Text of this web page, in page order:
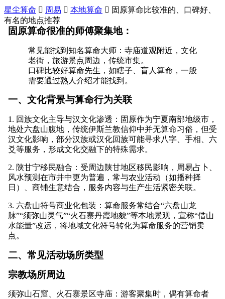
星尘算命  周易  本地算命  固原算命比较准的、口碑好、
有名的地点推荐
固原算命很准的师傅聚集地：
常见能找到知名算命大师：寺庙道观附近，文化
老街，旅游景点周边，传统市集。
口碑比较好算命先生，如瞎子、盲人算命，一般
需要通过熟人介绍才能找到。
一、文化背景与算命行为关联
1. 回族文化主导与汉文化渗透：固原作为宁夏南部地级市，
地处六盘山腹地，传统伊斯兰教信仰中并无算命习俗，但受
汉文化影响，部分汉族或汉化回族可能寻求八字、手相、六
爻等服务，形成文化交融下的特殊需求。
2. 陕甘宁移民融合：受周边陕甘地区移民影响，周易占卜、
风水预测在市井中更为普遍，常与农业活动（如播种择
日）、商铺生意结合，服务内容与生产生活紧密关联。
3. 六盘山符号商业化包装：算命服务常结合“六盘山龙
脉”“须弥山灵气”“火石寨丹霞地貌”等本地景观，宣称“借山
水能量”改运，将地域文化符号转化为算命服务的营销卖
点。
二、常见活动场所类型
宗教场所周边
须弥山石窟、火石寨景区寺庙：游客聚集时，偶有算命者